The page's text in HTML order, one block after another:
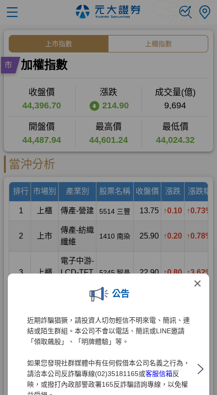
×
公告
近期詐騙猖獗，請投資人切勿輕信不明來電、簡訊、連
結或陌生群組。本公司不會以電話、簡訊或LINE邀請
「領取飆股」、「明牌體驗」等。
如果您發現社群媒體中有任何假借本公司名義之行為，
請洽本公司反詐騙專線(02)35181165或客服信箱反
映，或撥打內政部警政署165反詐騙諮詢專線，以免權